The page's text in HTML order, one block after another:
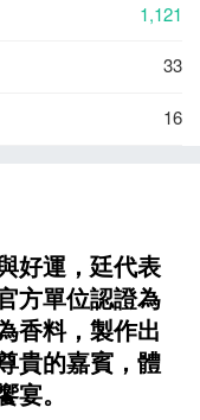
1,121
33
16
好運，廷代表
方單位認證為
香料，製作出
貴的嘉賓，體
宴。